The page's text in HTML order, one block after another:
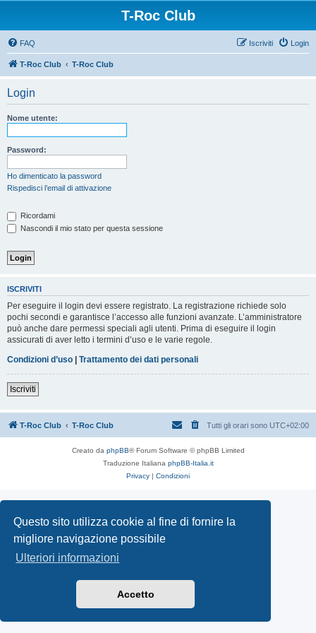
Questo sito utilizza cookie al fine di fornire la
migliore navigazione possibile
Ulteriori informazioni
Accetto
T-Roc Club
FAQ Login
Iscriviti
T-Roc Club T-Roc Club
Login
Nome utente:
Password:
Ho dimenticato la password
Rispedisci l’email di attivazione
Ricordami
Nascondi il mio stato per questa sessione
ISCRIVITI
Per eseguire il login devi essere registrato. La registrazione richiede solo
pochi secondi e garantisce l’accesso alle funzioni avanzate. L’amministratore
può anche dare permessi speciali agli utenti. Prima di eseguire il login
assicurati di aver letto i termini d’uso e le varie regole.
Condizioni d’uso | Trattamento dei dati personali
Iscriviti
T-Roc Club T-Roc Club Tutti gli orari sono UTC+02:00
Creato da phpBB® Forum Software © phpBB Limited
Traduzione Italiana phpBB-Italia.it
Privacy | Condizioni